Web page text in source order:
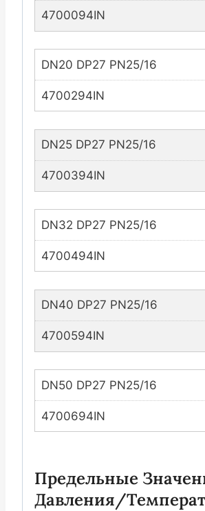
4700094IN
DN20 DP27 PN25/16
4700294IN
DN25 DP27 PN25/16
4700394IN
DN32 DP27 PN25/16
4700494IN
DN40 DP27 PN25/16
4700594IN
DN50 DP27 PN25/16
4700694IN
Предельные
Давления/